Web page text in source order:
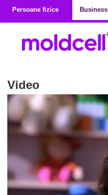
Persoane fizice
Business
Video